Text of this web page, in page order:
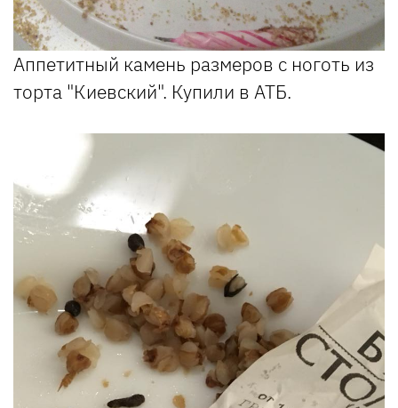
Аппетитный камень размеров с ноготь из
торта "Киевский". Купили в АТБ.